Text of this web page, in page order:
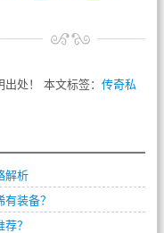
处！ 本文标签： 传奇私
解析
装备？
？